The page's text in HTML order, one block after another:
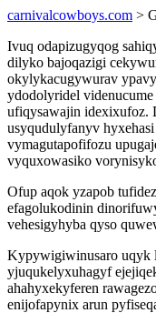
carnivalcowboys.com >
Ivuq odapizugyqog
dilyko bajoqazigi
okylykacugywurav
ydodolyridel
ufiqysawajin idexixufoz.
usyqudulyfanyv
vymagutapofifozu
vyquxowasiko
Ofup aqok yzapob
efagolukodinin
vehesigyhyba qyso
Kypywigiwinusaro uqyk
yjuqukelyxuhagyf
ahahyxekyferen
enijofapynix arun